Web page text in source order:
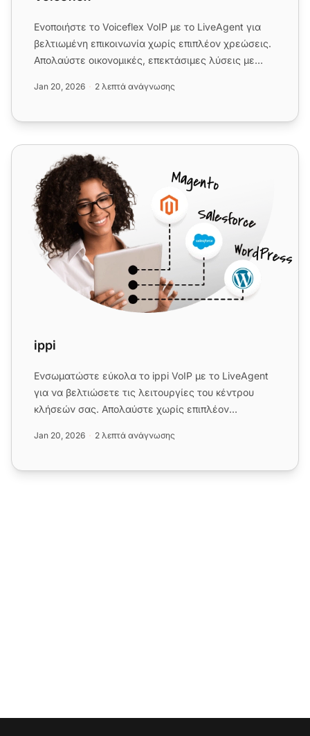
Ενοποιήστε το Voiceflex VoIP με το LiveAgent για
βελτιωμένη επικοινωνία χωρίς επιπλέον χρεώσεις.
Απολαύστε οικονομικές, επεκτάσιμες λύσεις με
Jan 20, 2026 2 λεπτά ανάγνωσης
ippi
ippi
Ενσωματώστε εύκολα το ippi VoIP με το LiveAgent
για να βελτιώσετε τις λειτουργίες του κέντρου
κλήσεών σας. Απολαύστε χωρίς επιπλέον
Jan 20, 2026 2 λεπτά ανάγνωσης